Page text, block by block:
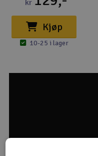
kr
Kjøp
10-25 i lager